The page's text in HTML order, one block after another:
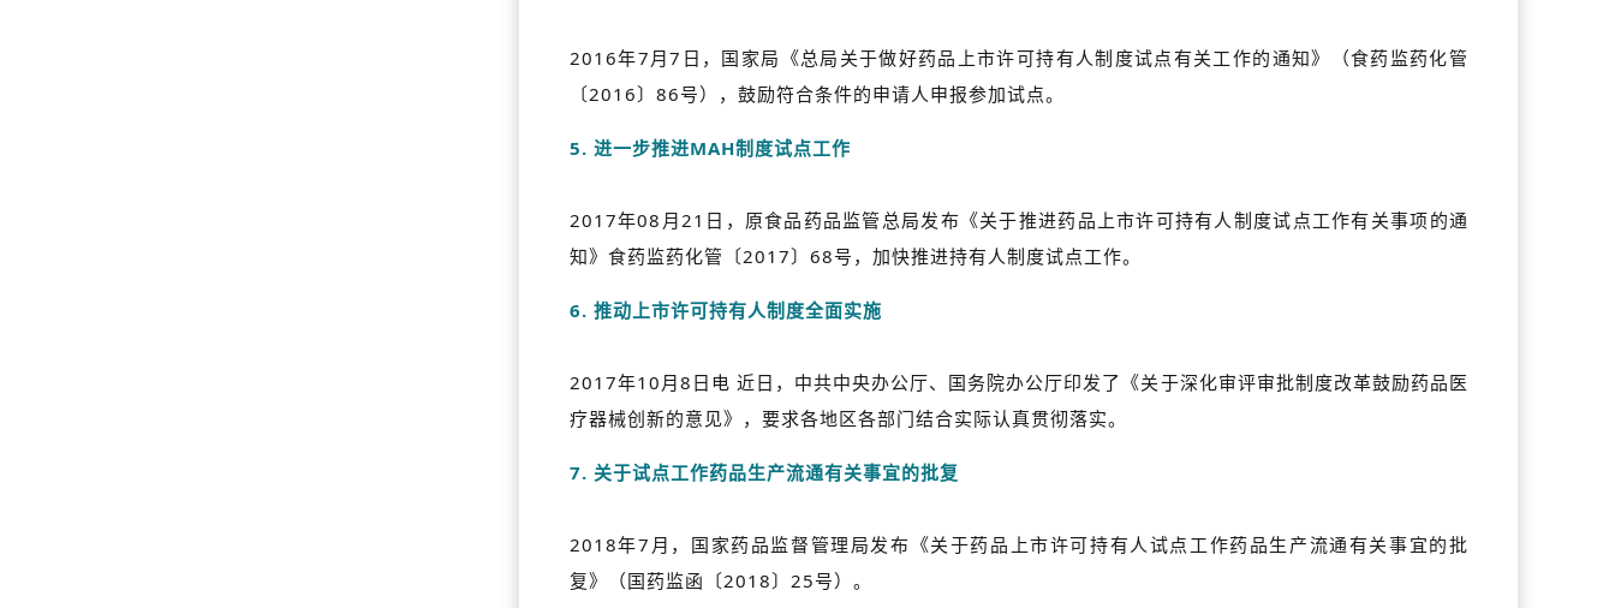
2016年7月7日，国家局《总局关于做好药品上市许可持有人制度试点有关工作的通知》（食药监药化管
〔2016〕86号），鼓励符合条件的申请人申报参加试点。
5. 进一步推进MAH制度试点工作
2017年08月21日，原食品药品监管总局发布《关于推进药品上市许可持有人制度试点工作有关事项的通
知》食药监药化管〔2017〕68号，加快推进持有人制度试点工作。
6. 推动上市许可持有人制度全面实施
2017年10月8日电 近日，中共中央办公厅、国务院办公厅印发了《关于深化审评审批制度改革鼓励药品医
疗器械创新的意见》，要求各地区各部门结合实际认真贯彻落实。
7. 关于试点工作药品生产流通有关事宜的批复
2018年7月，国家药品监督管理局发布《关于药品上市许可持有人试点工作药品生产流通有关事宜的批
复》（国药监函〔2018〕25号）。